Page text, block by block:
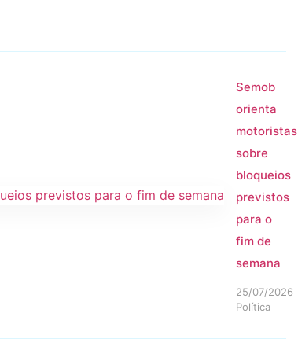
Semob
orienta
motoristas
sobre
bloqueios
previstos
para o
fim de
semana
25/07/2026
Política